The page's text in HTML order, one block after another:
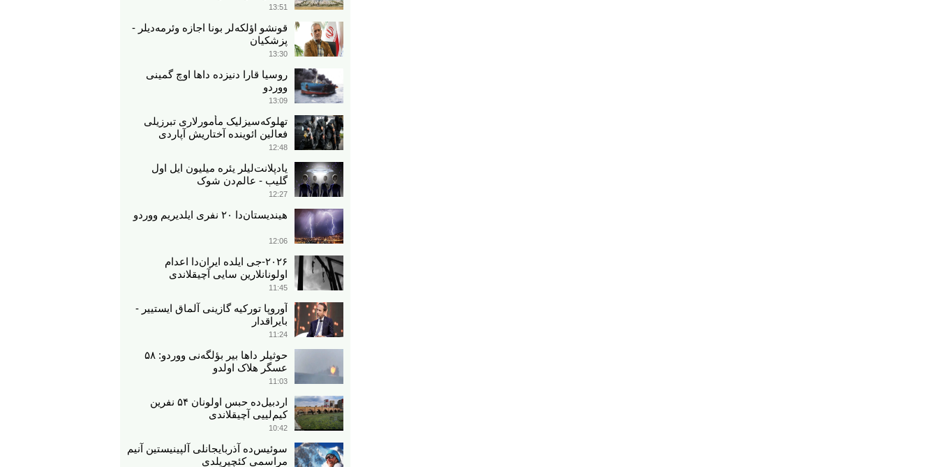
13:51
قونشو اؤلکه‌لر بونا اجازه وئرمه‌دیلر -
پزشکیان
13:30
روسیا قارا دنیزده داها اوچ گمینی
ووردو
13:09
تهلوکه‌سیزلیک مأمورلاری تبرزیلی
فعالین ائوینده آختاریش آپاردی
12:48
یادپلانت‌لیلر یئره میلیون ایل اول
گلیب - عالم‌دن شوک
12:27
هیندیستان‌دا ۲۰ نفری ایلدیریم ووردو
12:06
۲۰۲۶-جی ایلده ایران‌دا اعدام
اولونانلارین سایی آچیقلاندی
11:45
آوروپا تورکیه گازینی آلماق ایستییر -
بایراقدار
11:24
حوثیلر داها بیر بؤلگه‌نی ووردو: ۵۸
عسگر هلاک اولدو
11:03
اردبیل‌ده حبس اولونان ۵۴ نفرین
کیم‌لییی آچیقلاندی
10:42
سوئیس‌ده آذربایجانلی آلپینیستین آنیم
مراسمی کئچیریلدی